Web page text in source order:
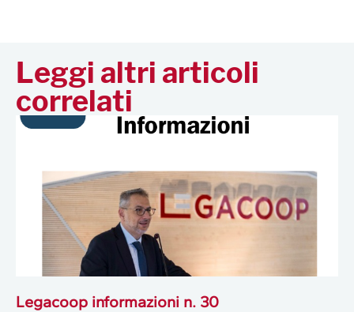
Leggi altri articoli
correlati
Legacoop informazioni n. 30